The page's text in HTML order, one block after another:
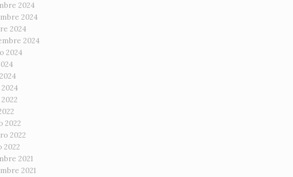
2024
2024
2024
2024
2024
2022
2022
2022
2021
2021